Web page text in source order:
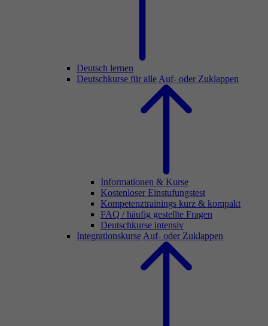
Deutsch lernen
Deutschkurse für alle Auf- oder Zuklappen
Informationen & Kurse
Kostenloser Einstufungstest
Kompetenztrainings kurz & kompakt
FAQ / häufig gestellte Fragen
Deutschkurse intensiv
Integrationskurse Auf- oder Zuklappen